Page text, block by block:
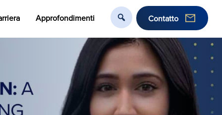
Approfondimenti Contatto